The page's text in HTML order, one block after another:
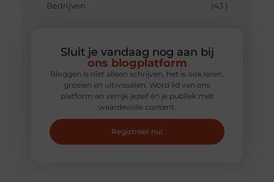
Bedrijven
(43 )
Sluit je vandaag nog aan bij
ons blogplatform
Bloggen is niet alleen schrijven, het is ook leren,
groeien en uitwisselen. Word lid van ons
platform en verrijk jezelf én je publiek met
waardevolle content.
Registreer nu!